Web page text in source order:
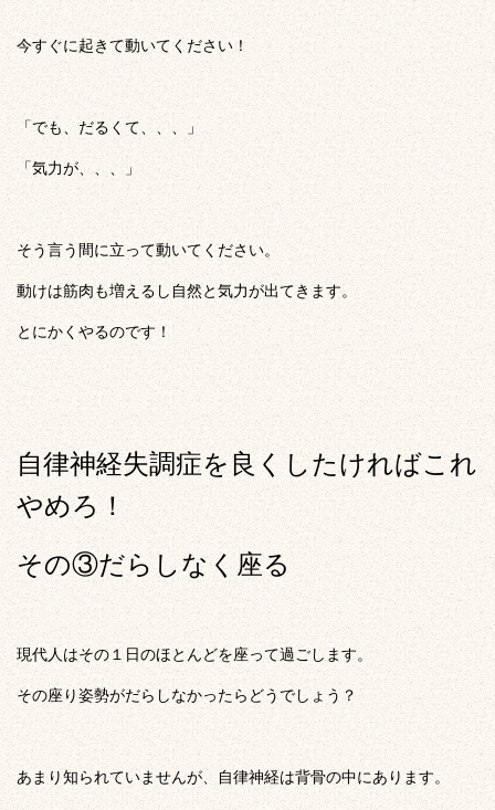
今すぐに起きて動いてください！
「でも、だるくて、、、」
「気力が、、、」
そう言う間に立って動いてください。
動けは筋肉も増えるし自然と気力が出てきます。
とにかくやるのです！
自律神経失調症を良くしたければこれ
やめろ！
その③だらしなく座る
現代人はその１日のほとんどを座って過ごします。
その座り姿勢がだらしなかったらどうでしょう？
あまり知られていませんが、自律神経は背骨の中にあります。